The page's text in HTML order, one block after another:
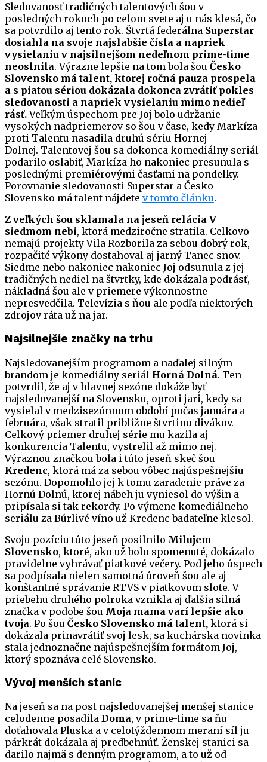
Sledovanosť tradičných talentových šou v
posledných rokoch po celom svete aj u nás klesá, čo
sa potvrdilo aj tento rok. Štvrtá federálna Superstar
dosiahla na svoje najslabšie čísla a napriek
vysielaniu v najsilnejšom nedeľnom prime-time
neoslnila. Výrazne lepšie na tom bola šou Česko
Slovensko má talent, ktorej ročná pauza prospela
a s piatou sériou dokázala dokonca zvrátiť pokles
sledovanosti a napriek vysielaniu mimo nedieľ
rásť.Veľkým úspechom pre Joj bolo udržanie
vysokých nadpriemerov so šou v čase, kedy Markíza
proti Talentu nasadila druhú sériu Hornej
Dolnej. Talentovej šou sa dokonca komediálny seriál
podarilo oslabiť, Markíza ho nakoniec presunula s
poslednými premiérovými časťami na pondelky.
Porovnanie sledovanosti Superstar a Česko
Slovensko má talent nájdete v tomto článku.
Z veľkých šou sklamala na jeseň relácia V
siedmom nebi, ktorá medziročne stratila. Celkovo
nemajú projekty Vila Rozborila za sebou dobrý rok,
rozpačité výkony dostahoval aj jarný Tanec snov.
Siedme nebo nakoniec nakoniec Joj odsunula z jej
tradičných nediel na štvrtky, kde dokázala podrásť,
nákladná šou ale v priemere výkonnostne
nepresvedčila. Televízia s ňou ale podľa niektorých
zdrojov ráta už na jar.
Najsilnejšie značky na trhu
Najsledovanejším programom a naďalej silným
brandom je komediálny seriál Horná Dolná. Ten
potvrdil, že aj v hlavnej sezóne dokáže byť
najsledovanejší na Slovensku, oproti jari, kedy sa
vysielal v medzisezónnom období počas januára a
februára, však stratil približne štvrtinu divákov.
Celkový priemer druhej série mu kazila aj
konkurencia Talentu, vystrelil až mimo nej.
Výraznou značkou bola i túto jeseň skeč šou
Kredenc, ktorá má za sebou vôbec najúspešnejšiu
sezónu. Dopomohlo jej k tomu zaradenie práve za
Hornú Dolnú, ktorej nábeh ju vyniesol do výšin a
pripísala si tak rekordy. Po výmene komediálneho
seriálu za Búrlivé víno už Kredenc badateľne klesol.
Svoju pozíciu túto jeseň posilnilo Milujem
Slovensko, ktoré, ako už bolo spomenuté, dokázalo
pravidelne vyhrávať piatkové večery. Pod jeho úspech
sa podpísala nielen samotná úroveň šou ale aj
konštantné správanie RTVS v piatkovom slote. V
priebehu druhého polroka vznikla aj ďalšia silná
značka v podobe šou Moja mama varí lepšie ako
tvoja. Po šou Česko Slovensko má talent, ktorá si
dokázala prinavrátiť svoj lesk, sa kuchárska novinka
stala jednoznačne najúspešnejším formátom Joj,
ktorý spoznáva celé Slovensko.
Vývoj menších staníc
Na jeseň sa na post najsledovanejšej menšej stanice
celodenne posadila Doma, v prime-time sa ňu
doťahovala Pluska a v celotýždennom meraní síl ju
párkrát dokázala aj predbehnúť. Ženskej stanici sa
darilo najmä s denným programom, a to už od